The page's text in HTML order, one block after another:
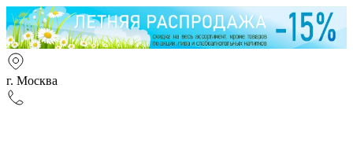
г. Москва